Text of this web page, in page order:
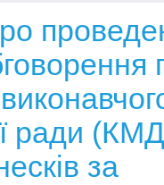
ради
за